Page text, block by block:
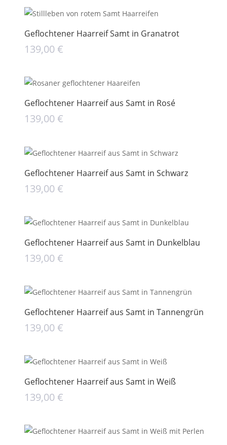
Geflochtener Haarreif Samt in Granatrot
139,00€
Geflochtener Haarreif aus Samt in Rosé
139,00€
Geflochtener Haarreif aus Samt in Schwarz
139,00€
Geflochtener Haarreif aus Samt in Dunkelblau
139,00€
Geflochtener Haarreif aus Samt in Tannengrün
139,00€
Geflochtener Haarreif aus Samt in Weiß
139,00€